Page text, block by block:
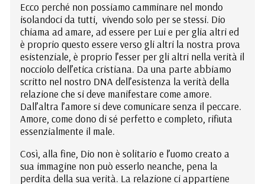
Ecco perché non possiamo camminare nel mondo
isolandoci da tutti, vivendo solo per se stessi. Dio
chiama ad amare, ad essere per Lui e per glia altri ed
è proprio questo essere verso gli altri la nostra prova
esistenziale, è proprio l’esser per gli altri nella verità il
nocciolo dell’etica cristiana. Da una parte abbiamo
scritto nel nostro DNA dell’esistenza la verità della
relazione che si deve manifestare come amore.
Dall’altra l’amore si deve comunicare senza il peccare.
Amore, come dono di sé perfetto e completo, rifiuta
essenzialmente il male.
Così, alla fine, Dio non è solitario e l’uomo creato a
sua immagine non può esserlo neanche, pena la
perdita della sua verità. La relazione ci appartiene